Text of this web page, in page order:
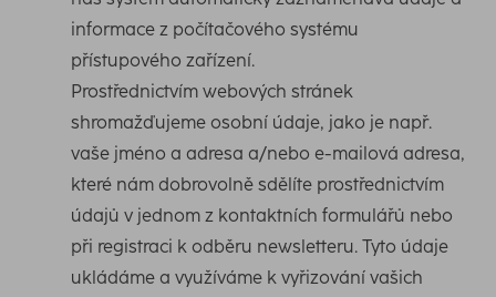
informace z počítačového systému
přístupového zařízení.
Prostřednictvím webových stránek
shromažďujeme osobní údaje, jako je např.
vaše jméno a adresa a/nebo e-mailová adresa,
které nám dobrovolně sdělíte prostřednictvím
údajů v jednom z kontaktních formulářů nebo
při registraci k odběru newsletteru. Tyto údaje
ukládáme a využíváme k vyřizování vašich